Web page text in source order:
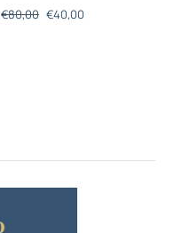
€80,00 €40,00